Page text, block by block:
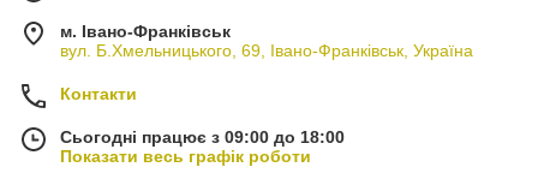
м. Івано-Франківськ
вул. Б.Хмельницького, 69, Івано-Франківськ, Україна
Контакти
Сьогодні працює з 09:00 до 18:00
Показати весь графік роботи